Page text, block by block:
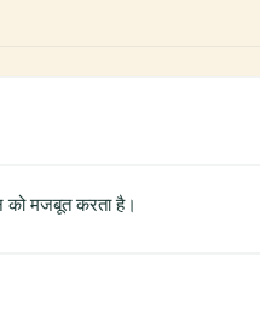
को मजबूत करता है।